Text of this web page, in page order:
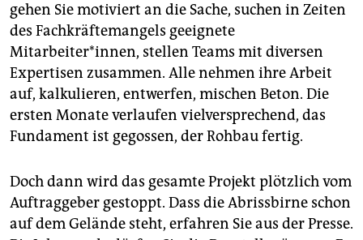
gehen Sie motiviert an die Sache, suchen in Zeiten
des Fachkräftemangels geeignete
Mitarbeiter*innen, stellen Teams mit diversen
Expertisen zusammen. Alle nehmen ihre Arbeit
auf, kalkulieren, entwerfen, mischen Beton. Die
ersten Monate verlaufen vielversprechend, das
Fundament ist gegossen, der Rohbau fertig.
Doch dann wird das gesamte Projekt plötzlich vom
Auftraggeber gestoppt. Dass die Abrissbirne schon
auf dem Gelände steht, erfahren Sie aus der Presse.